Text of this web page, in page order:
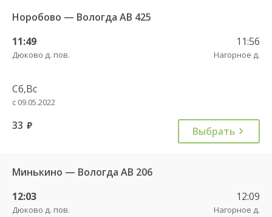
Норобово — Вологда АВ 425
11:49
Дюково д. пов.
11:56
Нагорное д.
Сб,Вс
с 09.05.2022
33 руб. Выбрать
Минькино — Вологда АВ 206
12:03
Дюково д. пов.
12:09
Нагорное д.